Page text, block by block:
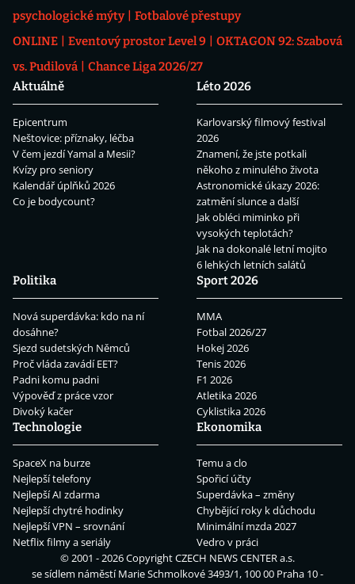
psychologické mýty
Fotbalové přestupy
ONLINE
Eventový prostor Level 9
OKTAGON 92: Szabová
vs. Pudilová
Chance Liga 2026/27
Aktuálně
Epicentrum
Neštovice: příznaky, léčba
V čem jezdí Yamal a Mesii?
Kvízy pro seniory
Kalendář úplňků 2026
Co je bodycount?
Léto 2026
Karlovarský filmový festival
2026
Znamení, že jste potkali
někoho z minulého života
Astronomické úkazy 2026:
zatmění slunce a další
Jak obléci miminko při
vysokých teplotách?
Jak na dokonalé letní mojito
6 lehkých letních salátů
Politika
Nová superdávka: kdo na ní
dosáhne?
Sjezd sudetských Němců
Proč vláda zavádí EET?
Padni komu padni
Výpověď z práce vzor
Divoký kačer
Sport 2026
MMA
Fotbal 2026/27
Hokej 2026
Tenis 2026
F1 2026
Atletika 2026
Cyklistika 2026
Technologie
SpaceX na burze
Nejlepší telefony
Nejlepší AI zdarma
Nejlepší chytré hodinky
Nejlepší VPN – srovnání
Netflix filmy a seriály
Ekonomika
Temu a clo
Spořicí účty
Superdávka – změny
Chybějící roky k důchodu
Minimální mzda 2027
Vedro v práci
© 2001 - 2026 CopyrightCZECH NEWS CENTER a.s.
se sídlem náměstí Marie Schmolkové 3493/1, 100 00 Praha 10 -